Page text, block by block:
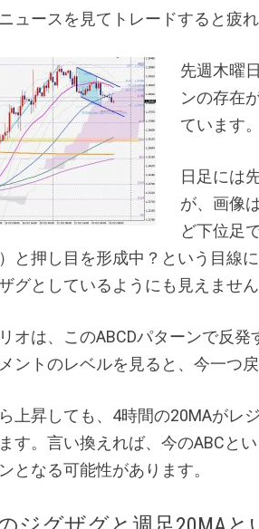
ュースを見てトレードすると疲
先週木曜
ンの存在
ています。
日足には
が、画像
ど下位足
と押し目を形成中？という目線
グとしているようにも見えません
オは、このABCDパターンで反
ントのレベルを見ると、今一つ戻
上昇しても、4時間の20MAがレ
す。言い換えれば、今のABCと
となる可能性があります。